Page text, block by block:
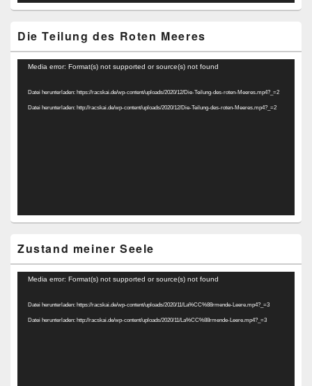
Die Teilung des Roten Meeres
Video-
Media error: Format(s) not supported or source(s) not found
Datei herunterladen: https://racskai.de/wp-content/uploads/2020/12/Die-Teilung-des-roten-Meeres.mp4?_=2
Datei herunterladen: http://racskai.de/wp-content/uploads/2020/12/Die-Teilung-des-roten-Meeres.mp4?_=2
Zustand meiner Seele
Video-
Media error: Format(s) not supported or source(s) not found
Datei herunterladen: https://racskai.de/wp-content/uploads/2020/11/La%CC%88rmende-Leere.mp4?_=3
Datei herunterladen: http://racskai.de/wp-content/uploads/2020/11/La%CC%88rmende-Leere.mp4?_=3